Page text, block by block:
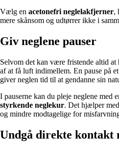
Vælg en acetonefri neglelakfjerner,
mere skånsom og udtørrer ikke i
Giv neglene pauser
Selvom det kan være fristende altid at
af at få luft indimellem. En pause på
giver neglen tid til at gendanne sin
I pauserne kan du pleje neglene med
styrkende neglekur. Det hjælper
og mindre modtagelige for
Undgå direkte kontakt